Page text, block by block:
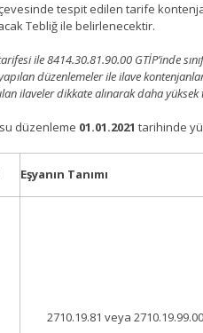
tespit edilen tarife
Tebliğ ile belirlenecektir.
ile 8414.30.81.90.00 GTİP’inde
düzenlemeler ile ilave
ilaveler dikkate alınarak daha
düzenleme 01.01.2021 tarihinde
Eşyanın Tanımı
2710.19.81 veya